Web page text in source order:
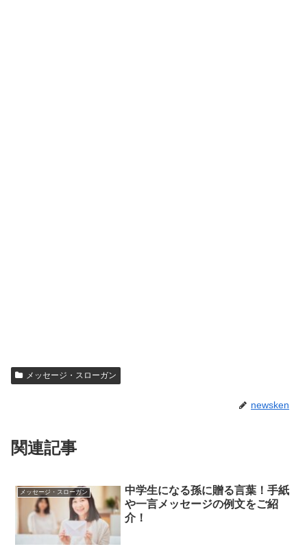
メッセージ・スローガン
newsken
関連記事
メッセージ・スローガン
中学生になる孫に贈る言葉！手紙
や一言メッセージの例文をご紹
介！